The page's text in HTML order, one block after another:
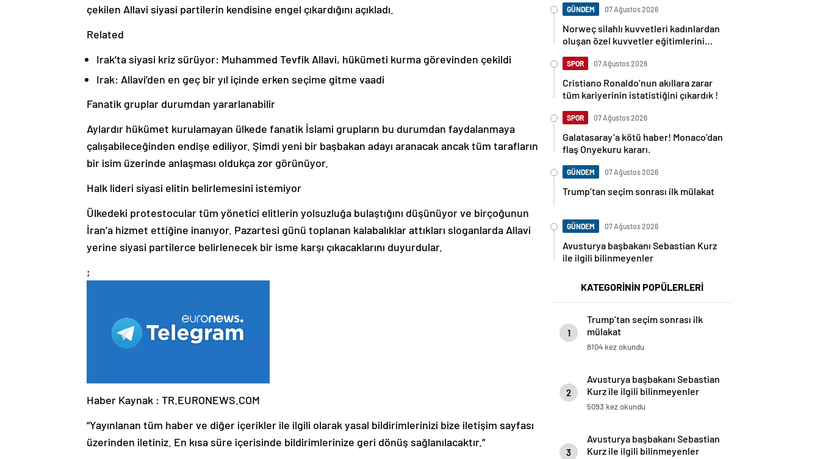
çekilen Allavi siyasi partilerin kendisine engel çıkardığını açıkladı.
Related
Irak’ta siyasi kriz sürüyor: Muhammed Tevfik Allavi, hükümeti kurma görevinden çekildi
Irak: Allavi’den en geç bir yıl içinde erken seçime gitme vaadi
Fanatik gruplar durumdan yararlanabilir
Aylardır hükümet kurulamayan ülkede fanatik İslami grupların bu durumdan faydalanmaya
çalışabileceğinden endişe ediliyor. Şimdi yeni bir başbakan adayı aranacak ancak tüm tarafların
bir isim üzerinde anlaşması oldukça zor görünüyor.
Halk lideri siyasi elitin belirlemesini istemiyor
Ülkedeki protestocular tüm yönetici elitlerin yolsuzluğa bulaştığını düşünüyor ve birçoğunun
İran’a hizmet ettiğine inanıyor. Pazartesi günü toplanan kalabalıklar attıkları sloganlarda Allavi
yerine siyasi partilerce belirlenecek bir isme karşı çıkacaklarını duyurdular.
;
Haber Kaynak : TR.EURONEWS.COM
“Yayınlanan tüm haber ve diğer içerikler ile ilgili olarak yasal bildirimlerinizi bize iletişim sayfası
üzerinden iletiniz. En kısa süre içerisinde bildirimlerinize geri dönüş sağlanılacaktır.”
GÜNDEM 07 Ağustos 2026
Norweç silahlı kuvvetleri kadınlardan
oluşan özel kuvvetler eğitimlerini
SPOR 07 Ağustos 2026
Cristiano Ronaldo’nun akıllara zarar
tüm kariyerinin istatistiğini çıkardık !
SPOR 07 Ağustos 2026
Galatasaray’a kötü haber! Monaco’dan
flaş Onyekuru kararı.
GÜNDEM 07 Ağustos 2026
Trump’tan seçim sonrası ilk mülakat
GÜNDEM 07 Ağustos 2026
Avusturya başbakanı Sebastian Kurz
ile ilgili bilinmeyenler
KATEGORİNİN POPÜLERLERİ
1
Trump’tan seçim sonrası ilk
mülakat
8104 kez okundu
2
Avusturya başbakanı Sebastian
Kurz ile ilgili bilinmeyenler
5093 kez okundu
3
Avusturya başbakanı Sebastian
Kurz ile ilgili bilinmeyenler